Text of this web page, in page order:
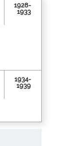
1928-
1933
1934-
1939